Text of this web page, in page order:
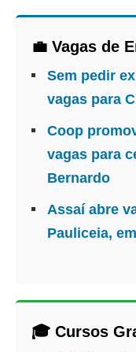
💼 Vagas de
Sem pedir
vagas para
Coop
vagas para
Bernardo
Assaí abre
Pauliceia,
🎓 Cursos